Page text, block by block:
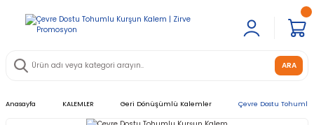
ARA
Anasayfa KALEMLER Geri Dönüşümlü Kalemler Çevre Dostu